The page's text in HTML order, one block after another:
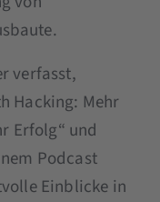
verfasst,
Hacking: Mehr
Erfolg“ und
Podcast
Einblicke in